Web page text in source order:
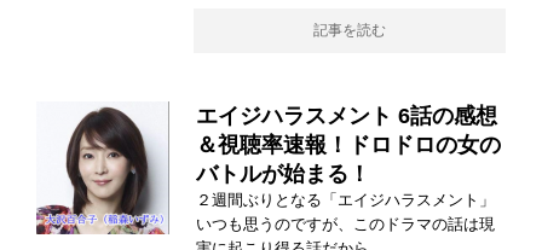
記事を読む
エイジハラスメント 6話の感想
＆視聴率速報！ドロドロの女の
バトルが始まる！
２週間ぶりとなる「エイジハラスメント」
いつも思うのですが、このドラマの話は現